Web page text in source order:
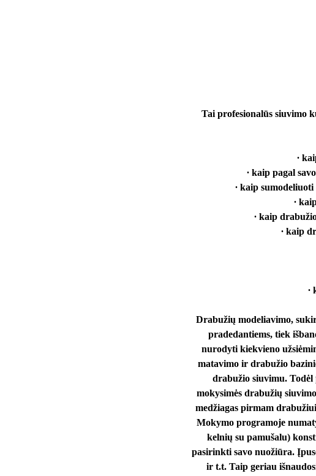
Tai profesionalūs siuvimo
∙
∙ kaip pagal
∙ kaip
∙
∙ kaip
∙ kaip
∙
Drabužių modeliavimo,
pradedantiems, tiek
nurodyti kiekvieno
matavimo ir drabužio
drabužio siuvimu.
mokysimės drabužių
medžiagas pirmam
Mokymo programoje
kelnių su pamušalu)
pasirinkti savo nuožiūra.
ir t.t. Taip geriau